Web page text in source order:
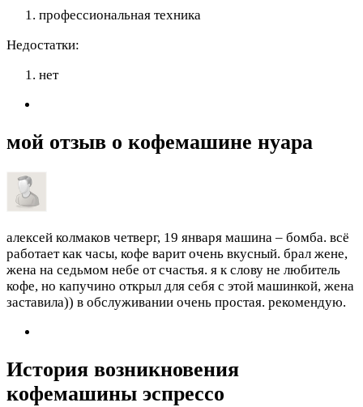
профессиональная техника
Недостатки:
нет
мой отзыв о кофемашине нуара
алексей колмаков четверг, 19 января машина – бомба. всё
работает как часы, кофе варит очень вкусный. брал жене,
жена на седьмом небе от счастья. я к слову не любитель
кофе, но капучино открыл для себя с этой машинкой, жена
заставила)) в обслуживании очень простая. рекомендую.
История возникновения
кофемашины эспрессо